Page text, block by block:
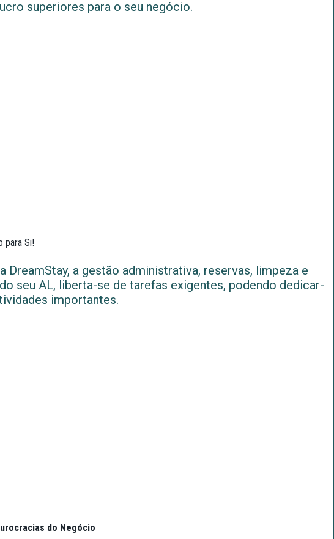
superiores para o seu negócio.
para Si!
DreamStay, a gestão administrativa, reservas, limpeza e
seu AL, liberta-se de tarefas exigentes, podendo dedicar-
importantes.
do Negócio